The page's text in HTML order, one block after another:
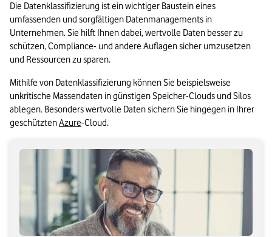
Die Datenklassifizierung ist ein wichtiger Baustein eines
umfassenden und sorgfältigen Datenmanagements in
Unternehmen. Sie hilft Ihnen dabei, wertvolle Daten besser zu
schützen, Compliance- und andere Auflagen sicher umzusetzen
und Ressourcen zu sparen.
Mithilfe von Datenklassifizierung können Sie beispielsweise
unkritische Massendaten in günstigen Speicher-Clouds und Silos
ablegen. Besonders wertvolle Daten sichern Sie hingegen in Ihrer
geschützten Azure-Cloud.